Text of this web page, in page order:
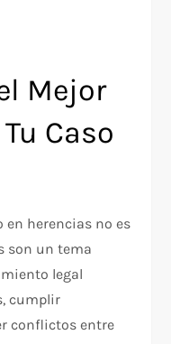
Mejor
Caso
en herencias no es
son un tema
legal
cumplir
conflictos entre